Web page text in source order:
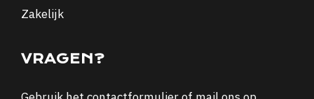
Zakelijk
VRAGEN?